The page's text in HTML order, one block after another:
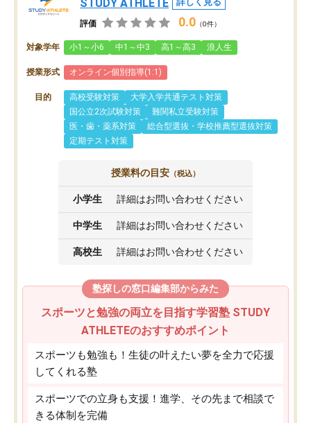
STUDY ATHLETE
評価 0.0 （0件）
対象学年 小1～小6 中1～中3 高1～高3 浪人生
授業形式 オンライン個別指導(1:1)
目的 高校受験対策
大学入学共通テスト対策
国公立2次試験対策
難関私立受験対策
医・歯・薬系対策
総合型選抜・学校推薦型選抜対策
定期テスト対策
授業料の目安 （税込）
小学生 詳細はお問い合わせください
中学生 詳細はお問い合わせください
高校生 詳細はお問い合わせください
塾探しの窓口編集部からみた
スポーツと勉強の両立を目指す学習塾 STUDY
ATHLETEのおすすめポイント
スポーツも勉強も！生徒の叶えたい夢を全力で応援
してくれる塾
スポーツでの立身も支援！進学、その先まで相談で
きる体制を完備